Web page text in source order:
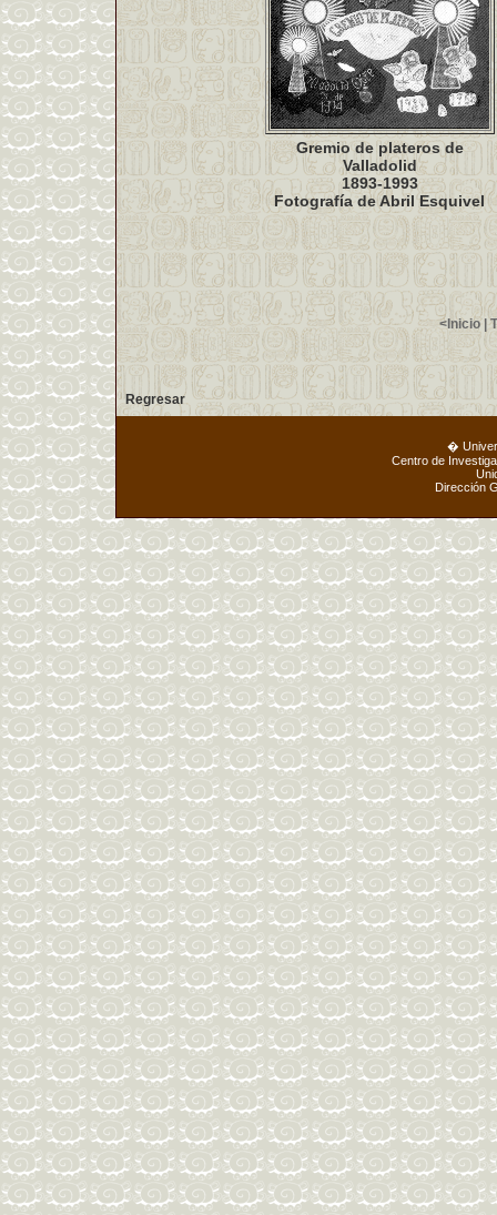
Gremio de plateros de
Valladolid
1893-1993
Fotografía de Abril Esquivel
<Inicio|
Regresar
�
Centro de
Dirección